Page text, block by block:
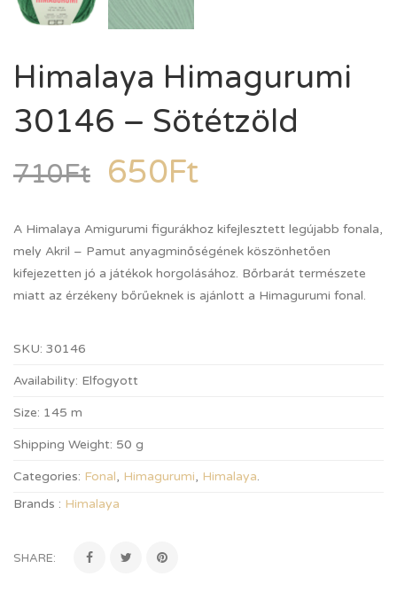
Himalaya Himagurumi
30146 – Sötétzöld
710Ft 650Ft
A Himalaya Amigurumi figurákhoz kifejlesztett legújabb fonala,
mely Akril – Pamut anyagminőségének köszönhetően
kifejezetten jó a játékok horgolásához. Bőrbarát természete
miatt az érzékeny bőrűeknek is ajánlott a Himagurumi fonal.
SKU: 30146
Availability: Elfogyott
Size: 145 m
Shipping Weight: 50 g
Categories: Fonal, Himagurumi, Himalaya.
Brands : Himalaya
SHARE: